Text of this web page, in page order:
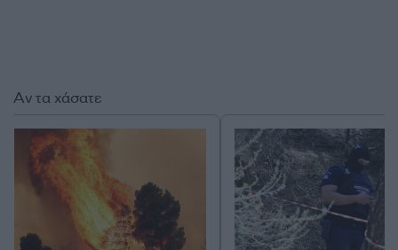
Αν τα χάσατε